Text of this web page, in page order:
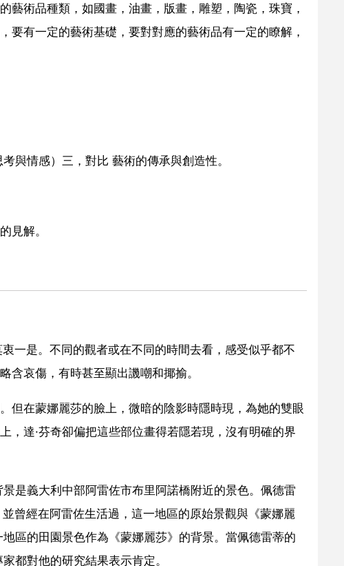
術品種類，如國畫，油畫，版畫，雕塑，陶瓷，珠寶，
要有一定的藝術基礎，要對對應的藝術品有一定的瞭解，
與情感）三，對比 藝術的傳承與創造性。
見解。
一是。不同的觀者或在不同的時間去看，感受似乎都不
含哀傷，有時甚至顯出譏嘲和揶揄。
但在蒙娜麗莎的臉上，微暗的陰影時隱時現，為她的雙眼
，達·芬奇卻偏把這些部位畫得若隱若現，沒有明確的界
是義大利中部阿雷佐市布里阿諾橋附近的景色。佩德雷
曾經在阿雷佐生活過，這一地區的原始景觀與《蒙娜麗
區的田園景色作為《蒙娜麗莎》的背景。當佩德雷蒂的
都對他的研究結果表示肯定。